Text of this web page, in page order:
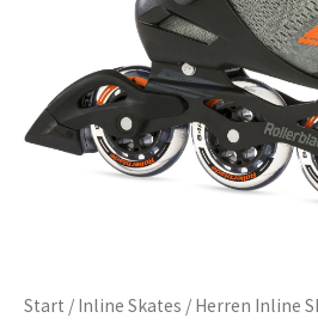
Start / Inline Skates / Herren Inline